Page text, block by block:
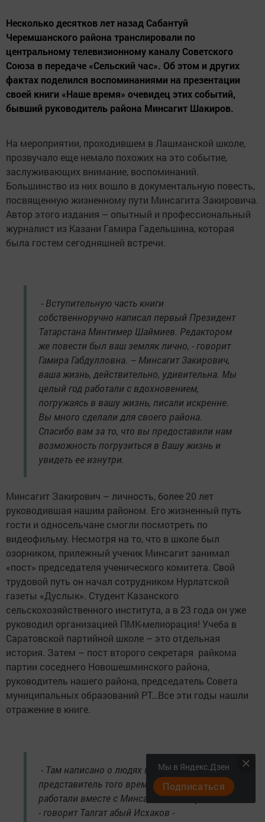
Несколько десятков лет назад Сабантуй
Черемшанского района транслировали по
центральному телевизионному каналу Советского
Союза в передаче «Сельский час». Об этом и других
фактах поделился воспоминаниями на презентации
своей книги «Наше время» очевидец этих событий,
бывший руководитель района Минсагит Шакиров.
На мероприятии, проходившем в Лашманской школе,
прозвучало еще немало похожих на это событие,
заслуживающих внимание, воспоминаний.
Большинство из них вошло в документальную повесть,
посвященную жизненному пути Минсагита Закировича.
Автор этого издания – опытный и профессиональный
журналист из Казани Гамира Гадельшина, которая
была гостем сегодняшней встречи.
- Вступительную часть книги
собственноручно написал первый Президент
Татарстана Минтимер Шаймиев. Редактором
же повести был ваш земляк лично, - говорит
Гамира Габдулловна. – Минсагит Закирович,
ваша жизнь, действительно, удивительна. Мы
целый год работали с вдохновением,
погружаясь в вашу жизнь, писали искренне.
Вы много сделали для своего района.
Спасибо вам за то, что вы предоставили нам
возможность погрузиться в Вашу жизнь и
увидеть ее изнутри.
Минсагит Закирович – личность, более 20 лет
руководившая нашим районом. Его жизненный путь
гости и односельчане смогли посмотреть по
видеофильму. Несмотря на то, что в школе был
озорником, прилежный ученик Минсагит занимал
«пост» председателя ученического комитета. Свой
трудовой путь он начал сотрудником Нурлатской
газеты «Дуслык». Студент Казанского
сельскохозяйственного института, а в 23 года он уже
руководил организацией ПМК-мелиорация! Учеба в
Саратовской партийной школе – это отдельная
история. Затем – пост второго секретаря райкома
партии соседнего Новошешминского района,
руководитель нашего района, председатель Совета
муниципальных образований РТ…Все эти годы нашли
отражение в книге.
- Там написано о людях нашей эпохи, я –
представитель того времени. Мы много лет
работали вместе с Минсагитом Закировичем,
- говорит Талгат абый Исхаков -
Мы в Яндекс.Дзен
Подписаться